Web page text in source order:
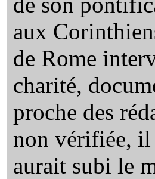
aux
de Rome
charité,
proche des
non vérifiée, il
aurait subi le